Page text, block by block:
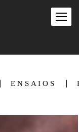
ENSAIOS